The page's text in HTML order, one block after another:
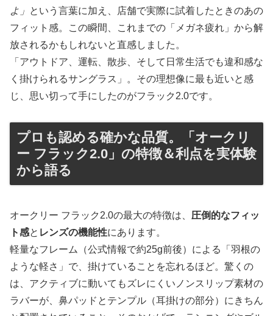
よ」 という言葉に加え、店舗で実際に試着したときのあの
フィット感。この瞬間、これまでの「メガネ疲れ」から解
放されるかもしれないと直感しました。
「アウトドア、運転、散歩、そして日常生活でも違和感な
く掛けられるサングラス」。その理想像に最も近いと感
じ、思い切って手にしたのがフラック2.0です。
プロも認める確かな品質。「オークリ
ー フラック2.0」の特徴＆利点を実体験
から語る
オークリー フラック2.0の最大の特徴は、 圧倒的なフィッ
ト感と レンズの機能性にあります。
軽量なフレーム（公式情報で約25g前後）による「羽根の
ような軽さ」で、掛けていることを忘れるほど。驚くの
は、アクティブに動いてもズレにくいノンスリップ素材の
ラバーが、鼻パッドとテンプル（耳掛けの部分）にきちん